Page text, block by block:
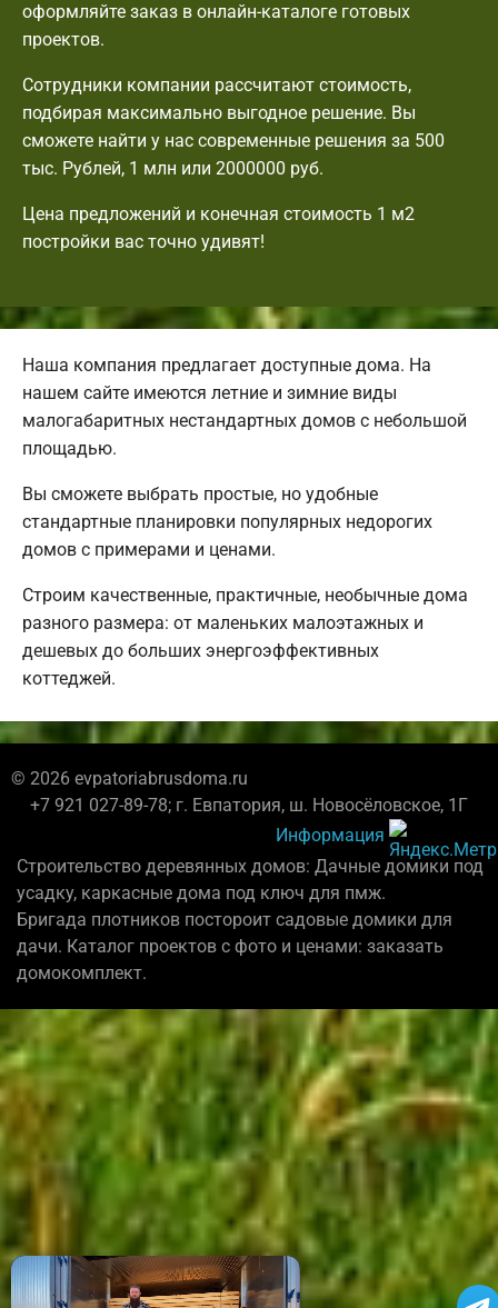
оформляйте заказ в онлайн-каталоге готовых
проектов.
Сотрудники компании рассчитают стоимость,
подбирая максимально выгодное решение. Вы
сможете найти у нас современные решения за 500
тыс. Рублей, 1 млн или 2000000 руб.
Цена предложений и конечная стоимость 1 м2
постройки вас точно удивят!
Наша компания предлагает доступные дома. На
нашем сайте имеются летние и зимние виды
малогабаритных нестандартных домов с небольшой
площадью.
Вы сможете выбрать простые, но удобные
стандартные планировки популярных недорогих
домов с примерами и ценами.
Строим качественные, практичные, необычные дома
разного размера: от маленьких малоэтажных и
дешевых до больших энергоэффективных
коттеджей.
© 2026 evpatoriabrusdoma.ru
+7 921 027-89-78; г. Евпатория, ш. Новосёловское, 1Г
Информация
Строительство деревянных домов: Дачные домики под
усадку, каркасные дома под ключ для пмж.
Бригада плотников постороит садовые домики для
дачи. Каталог проектов с фото и ценами: заказать
домокомплект.